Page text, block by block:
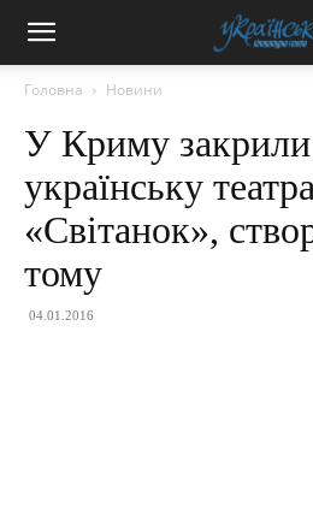
Головна Новини
У Криму
українську
«Світанок»,
тому
04.01.2016